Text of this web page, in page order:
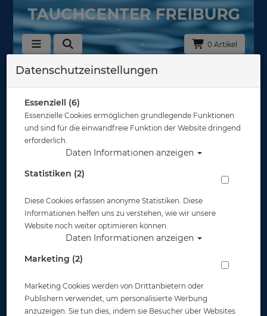
0 Artikel
Zurück
Datenschutzeinstellungen
Essenziell (6)
Essenzielle Cookies ermöglichen grundlegende Funktionen
und sind für die einwandfreie Funktion der Website dringend
erforderlich.
Daten Informationen anzeigen
Statistiken (2)
Diese Cookies erfassen anonyme Statistiken. Diese
Informationen helfen uns zu verstehen, wie wir unsere
Website noch weiter optimieren können.
Daten Informationen anzeigen
Marketing (2)
Marketing Cookies werden von Drittanbietern oder
Publishern verwendet, um personalisierte Werbung
anzuzeigen. Sie tun dies, indem sie Besucher über Websites